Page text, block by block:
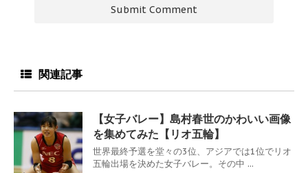
関連記事
【女子バレー】島村春世のかわいい画像
を集めてみた【リオ五輪】
世界最終予選を堂々の3位、アジアでは1位でリオ
五輪出場を決めた女子バレー。その中 ...